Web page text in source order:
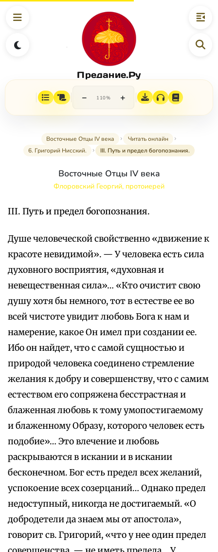
Предание.Ру
− 110% +
Восточные Отцы IV века
Читать онлайн
6. Григорий Нисский.
III. Путь и предел богопознания.
Восточные Отцы IV века
Флоровский Георгий, протоиерей
III. Путь и предел богопознания.
Душе человеческой свойственно «движение к
красоте невидимой». — У человека есть сила
духовного восприятия, «духовная и
невещественная сила»… «Кто очистит свою
душу хотя бы немного, тот в естестве ее во
всей чистоте увидит любовь Бога к нам и
намерение, какое Он имел при создании ее.
Ибо он найдет, что с самой сущностью и
природой человека соединено стремление
желания к добру и совершенству, что с самим
естеством его сопряжена бесстрастная и
блаженная любовь к тому умопостигаемому
и блаженному Образу, которого человек есть
подобие»… Это влечение и любовь
раскрываются в искании и в искании
бесконечном. Бог есть предел всех желаний,
успокоение всех созерцаний… Однако предел
недоступный, никогда не достигаемый. «О
добродетели да знаем мы от апостола»,
говорит св. Григорий, «что у нее один предел